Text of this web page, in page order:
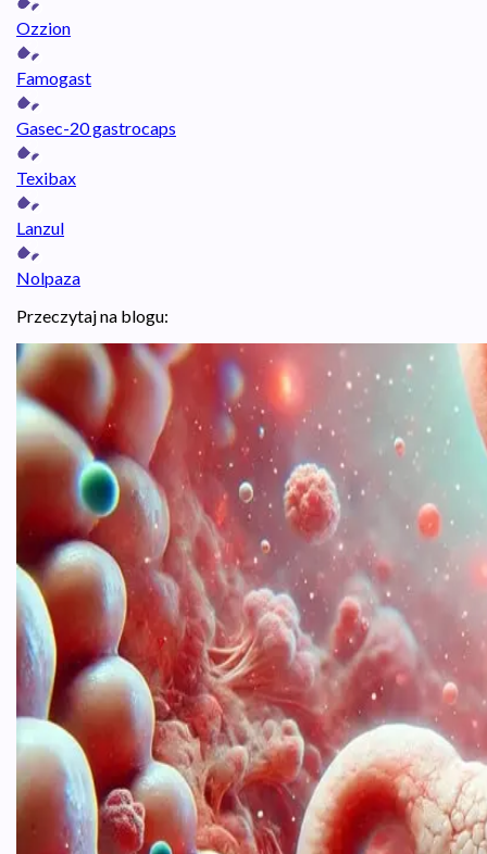
Ozzion
Famogast
Gasec-20 gastrocaps
Texibax
Lanzul
Nolpaza
Przeczytaj na blogu: